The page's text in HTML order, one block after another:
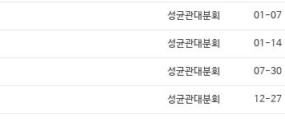
성균관대분회 01-07
성균관대분회 01-14
성균관대분회 07-30
성균관대분회 12-27